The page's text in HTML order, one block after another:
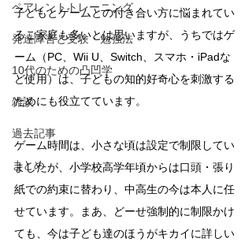
ペアレントトレーニング
発達障害と受験・勉強法
10代のための凸凹学
雑談
過去記事
まとめ
子どもとゲームとの付き合い方に悩まれてい
るご家庭も多いとは思いますが、うちではゲ
ーム（PC、Wii U、Switch、スマホ・iPadな
ど使用）は、子どもの知的好奇心を刺激する
ためにも役立てています。
ゲーム時間は、小さな頃は設定で制限してい
ましたが、小学校高学年頃からは口頭・張り
紙での約束に替わり、中高生の今は本人に任
せています。まあ、どーせ強制的に制限かけ
ても、今は子ども達のほうがキカイに詳しい